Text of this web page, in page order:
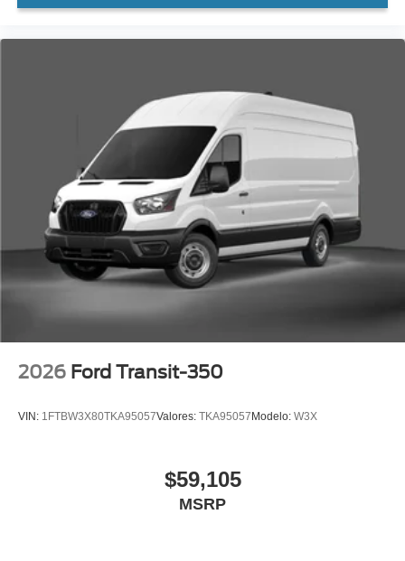
2026 Ford Transit-350
VIN: 1FTBW3X80TKA95057Valores: TKA95057 Modelo: W3X
$59,105
MSRP